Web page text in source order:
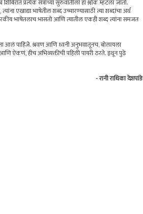
प्रत्येक सत्राच्या सुरुवातीला हा श्लोक म्हटला जातो.
एखाद्या भाषेतील शब्द उच्चारण्यासाठी त्या शब्दांचा अर्थ
भाषेतलाच भासतो आणि त्यातील एकही शब्द त्यांना समजत
आलं पाहिजे. श्रवण आणि ध्वनी अनुभवातूनच, बोलायला
आणि ऐकणं, हीच अभिव्यक्तीची पहिली पायरी ठरते. इथून पुढे
- रानी राधिका देशपांडे